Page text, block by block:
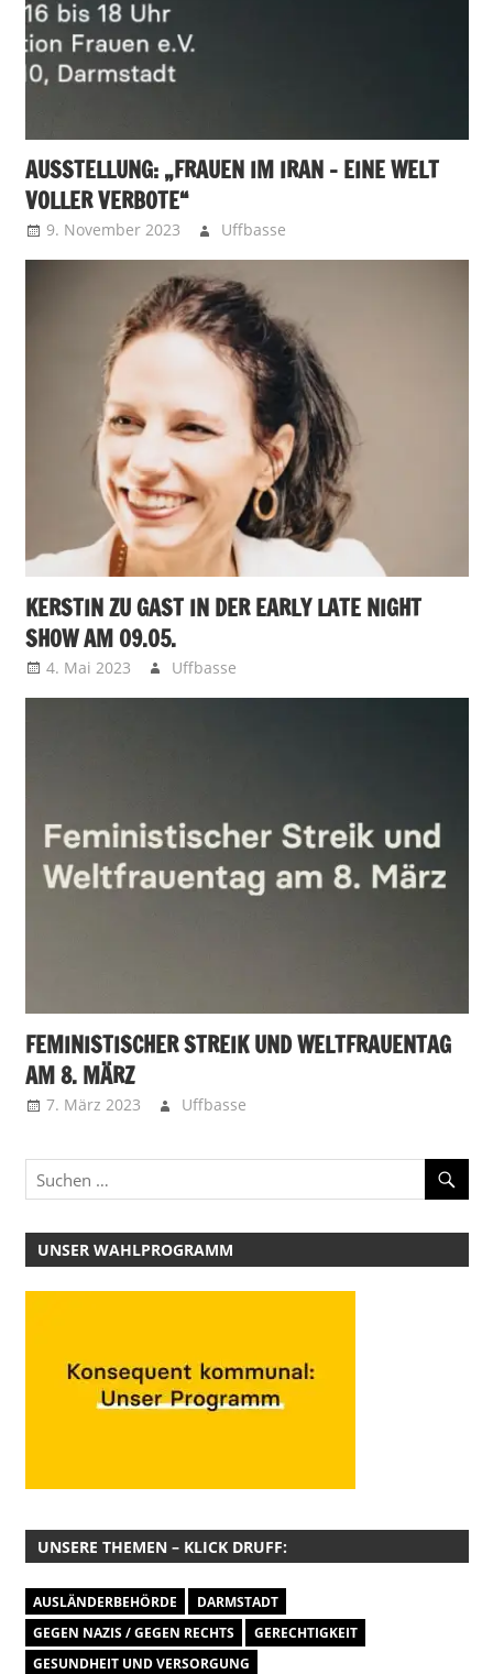
AUSSTELLUNG: „FRAUEN IM IRAN – EINE WELT
VOLLER VERBOTE“
9. November 2023 Uffbasse
KERSTIN ZU GAST IN DER EARLY LATE NIGHT
SHOW AM 09.05.
4. Mai 2023 Uffbasse
FEMINISTISCHER STREIK UND WELTFRAUENTAG
AM 8. MÄRZ
7. März 2023 Uffbasse
UNSER WAHLPROGRAMM
UNSERE THEMEN – KLICK DRUFF:
AUSLÄNDERBEHÖRDE
DARMSTADT
GEGEN NAZIS / GEGEN RECHTS
GERECHTIGKEIT
GESUNDHEIT UND VERSORGUNG